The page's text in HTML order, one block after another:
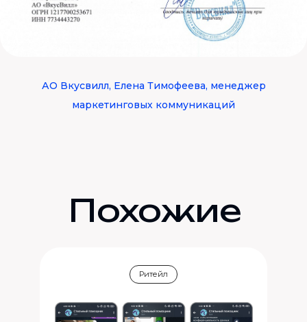
АО Вкусвилл, Елена Тимофеева, менеджер
маркетинговых коммуникаций
Похожие
Ритейл